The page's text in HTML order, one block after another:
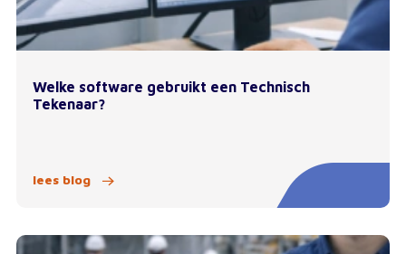
Welke software gebruikt een Technisch
Tekenaar?
lees blog